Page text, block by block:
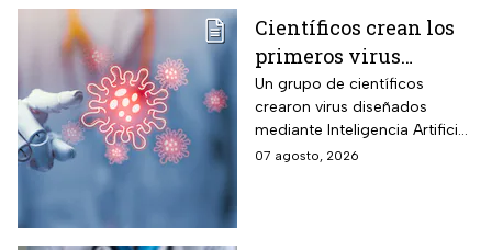
Científicos crean los
primeros virus
diseñados por la IA,
¿son peligrosos para
los humanos?
Un grupo de científicos
crearon virus diseñados
mediante Inteligencia Artificial
pero se han encendido las
07 agosto, 2026